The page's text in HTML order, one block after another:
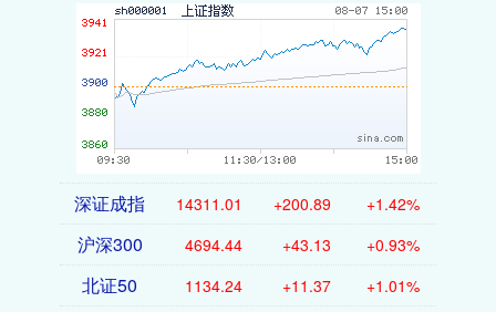
深证成指 14311.01 +200.89 +1.42%
沪深300 4694.44 +43.13 +0.93%
北证50 1134.24 +11.37 +1.01%